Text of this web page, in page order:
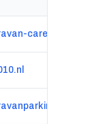
care.com